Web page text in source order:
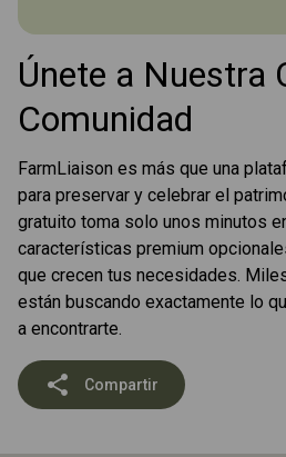
Únete a Nuestra
Comunidad
FarmLiaison es más que una
para preservar y celebrar el
gratuito toma solo unos minutos
características premium
que crecen tus necesidades.
están buscando exactamente lo
a encontrarte.
share Compartir